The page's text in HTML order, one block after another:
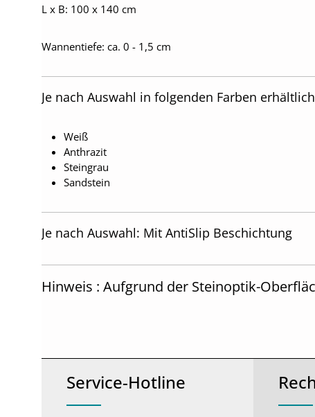
L x B: 100 x 140 cm
Wannentiefe: ca. 0 - 1,5 cm
Je nach Auswahl in folgenden Farben
Weiß
Anthrazit
Steingrau
Sandstein
Je nach Auswahl: Mit AntiSlip Beschichtung
Hinweis : Aufgrund der Steinoptik-
Service-Hotline